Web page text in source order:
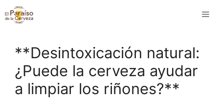
Saltar
al
**Desintoxicación natural:
¿Puede la cerveza ayudar
a limpiar los riñones?**